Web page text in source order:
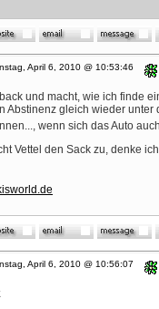
April 6, 2010 @ 10:53:46
und macht, wie ich finde
Abstinenz gleich wieder
wenn sich das Auto
Vettel den Sack zu, denke
April 6, 2010 @ 10:56:07